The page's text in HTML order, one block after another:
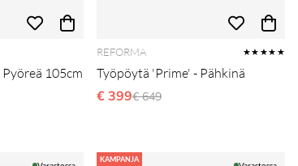
105cm
REFORMA ★★★★★
Työpöytä 'Prime' - Pähkinä
€ 399Normaali hinta
€ 649
KAMPANJA